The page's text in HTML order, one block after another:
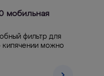
мобильная
фильтр для
кипячении можно